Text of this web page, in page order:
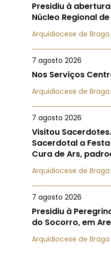
Presidiu à
Núcleo Regional
Arquidiocese de Braga
7 agosto 2026
Nos Serviços
Arquidiocese de Braga
7 agosto 2026
Visitou
Sacerdotal a
Cura de Ars,
Arquidiocese de Braga
7 agosto 2026
Presidiu à
do Socorro, em
Arquidiocese de Braga